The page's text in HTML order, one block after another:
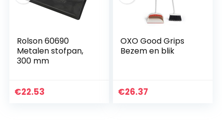
Rolson 60690
Metalen stofpan,
300 mm
€22.53
OXO Good Grips
Bezem en blik
€26.37